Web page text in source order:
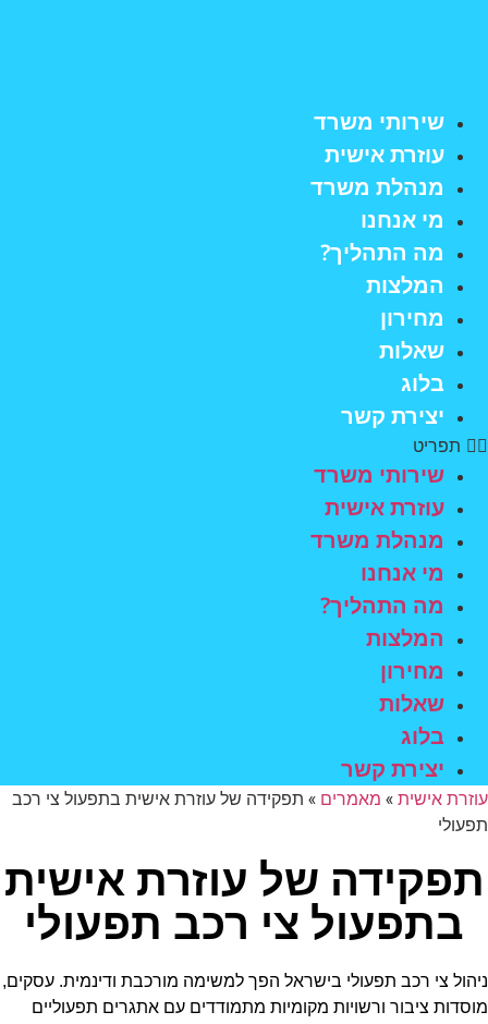
שירותי משרד
עוזרת אישית
מנהלת משרד
מי אנחנו
מה התהליך?
המלצות
מחירון
שאלות
בלוג
יצירת קשר
תפריט
שירותי משרד
עוזרת אישית
מנהלת משרד
מי אנחנו
מה התהליך?
המלצות
מחירון
שאלות
בלוג
יצירת קשר
עוזרת אישית» מאמרים » תפקידה של עוזרת אישית בתפעול צי רכב
תפעולי
תפקידה של עוזרת אישית
בתפעול צי רכב תפעולי
ניהול צי רכב תפעולי בישראל הפך למשימה מורכבת ודינמית. עסקים,
מוסדות ציבור ורשויות מקומיות מתמודדים עם אתגרים תפעוליים